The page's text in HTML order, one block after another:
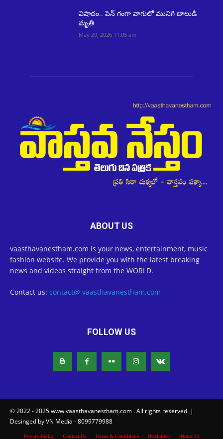
విషాదం.. పెన్ గంగా వాగులో మునిగి బాలుడి
మృతి
May 29, 2026 11:05 am
ABOUT US
vaasthavanestham.com is your news, entertainment, music
fashion website. We provide you with the latest breaking
news and videos straight from the WORLD.
Contact us: contact@ vaasthavanestham.com
FOLLOW US
© 2022 - 2025 www.vaasthavanestham.com . All rights reserved. |
Desinged by VN Media - 8099779988
Privacy Policy Contact Us Terms & Conditions Disclaimer About Us